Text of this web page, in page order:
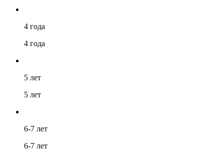
4 года
4 года
5 лет
5 лет
6-7 лет
6-7 лет